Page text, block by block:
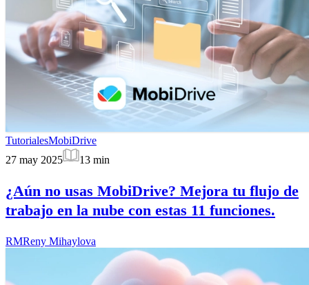
TutorialesMobiDrive
27 may 2025
13 min
¿Aún no usas MobiDrive? Mejora tu flujo de
trabajo en la nube con estas 11 funciones.
RMReny Mihaylova